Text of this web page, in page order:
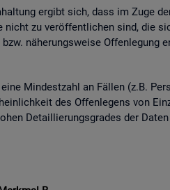
er­gibt sich, dass im Zuge
zu ver­öf­fent­li­chen sind, die
nä­he­rungs­wei­se Of­fen­le­gung
Min­dest­zahl an Fäl­len (z.B.
des Of­fen­le­gens von
De­tail­lie­rungs­gra­des der